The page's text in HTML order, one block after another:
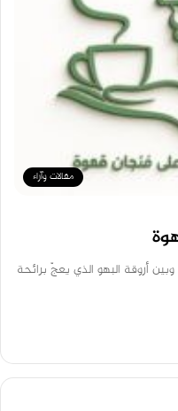
مقالات وآراء
أروقة البهو الذي يعجّ برائحة